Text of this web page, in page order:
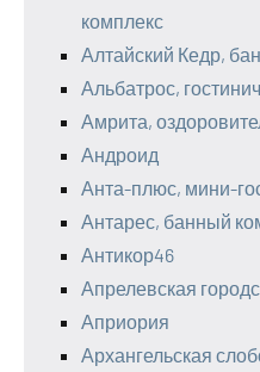
комплекс
Алтайский Кедр,
Альбатрос,
Амрита,
Андроид
Анта-плюс, мини-
Антарес, банный
Антикор46
Апрелевская
Априория
Архангельская